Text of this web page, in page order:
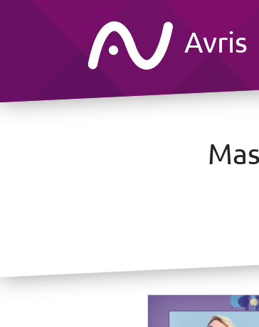
Avris